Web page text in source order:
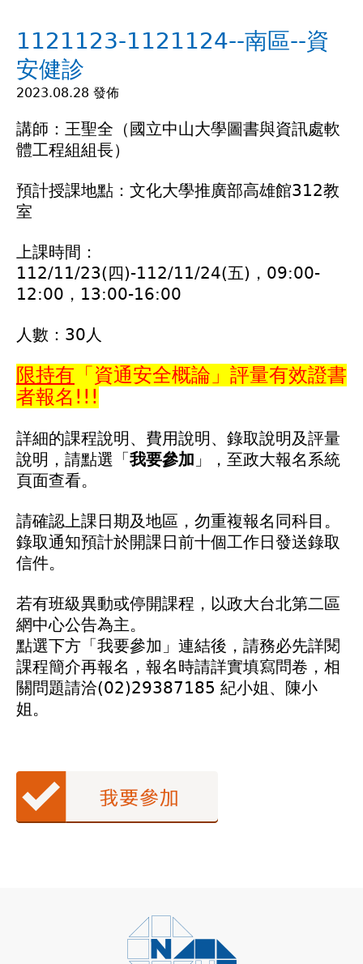
裡
1121123-1121124--南區--資
安健診
2023.08.28 發佈
講師：王聖全（國立中山大學圖書與資訊處軟
體工程組組長）
預計授課地點：文化大學推廣部高雄館312教
室
上課時間：
112/11/23(四)-112/11/24(五)，09:00-
12:00，13:00-16:00
人數：30人
限持有 「資通安全概論」評量有效證書
者報名!!!
詳細的課程說明、費用說明、錄取說明及評量
說明，請點選「我要參加 」，至政大報名系統
頁面查看。
請確認上課日期及地區，勿重複報名同科目。
錄取通知預計於開課日前十個工作日發送錄取
信件。
若有班級異動或停開課程，以政大台北第二區
網中心公告為主。
點選下方「我要參加」連結後，請務必先詳閱
課程簡介再報名，報名時請詳實填寫問卷，相
關問題請洽(02)29387185 紀小姐、陳小
姐。